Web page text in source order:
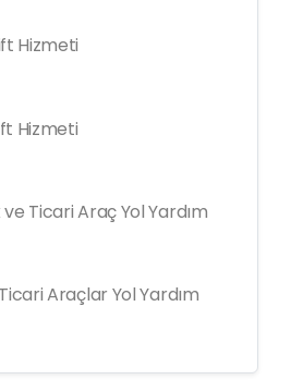
Hizmeti
Hizmeti
ve Ticari Araç Yol Yardım
Araçlar Yol Yardım